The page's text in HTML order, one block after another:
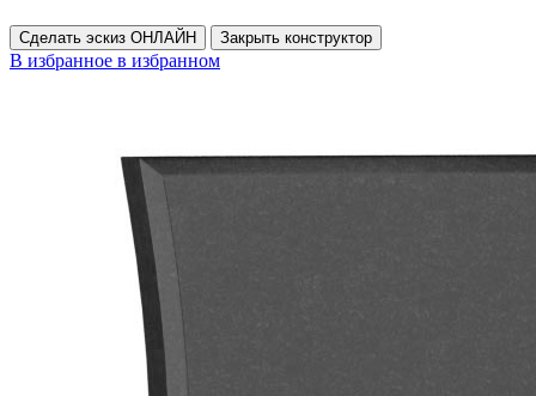
Сделать эскиз ОНЛАЙН Закрыть конструктор
В избранное в избранном